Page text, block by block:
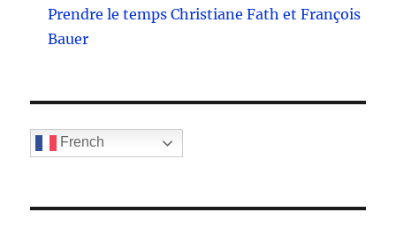
Prendre le temps Christiane Fath et François
Bauer
French